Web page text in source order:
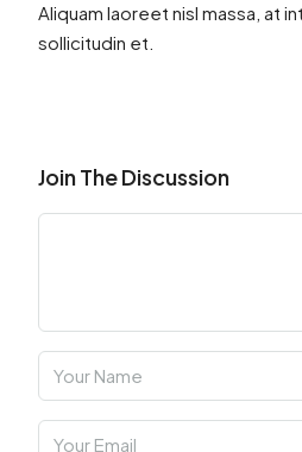
Aliquam laoreet nisl massa, at
sollicitudin et.
Join The Discussion